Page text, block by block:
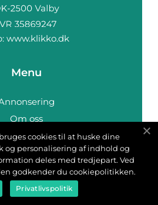
www.klikko.dk
Menu
Om oss
Cookies
Kontakta oss
Sitemap
cookies til at huske dine
og personalisering af indhold og
deles med tredjepart. Ved
godkender du cookiepolitikken.
Privatlivspolitik